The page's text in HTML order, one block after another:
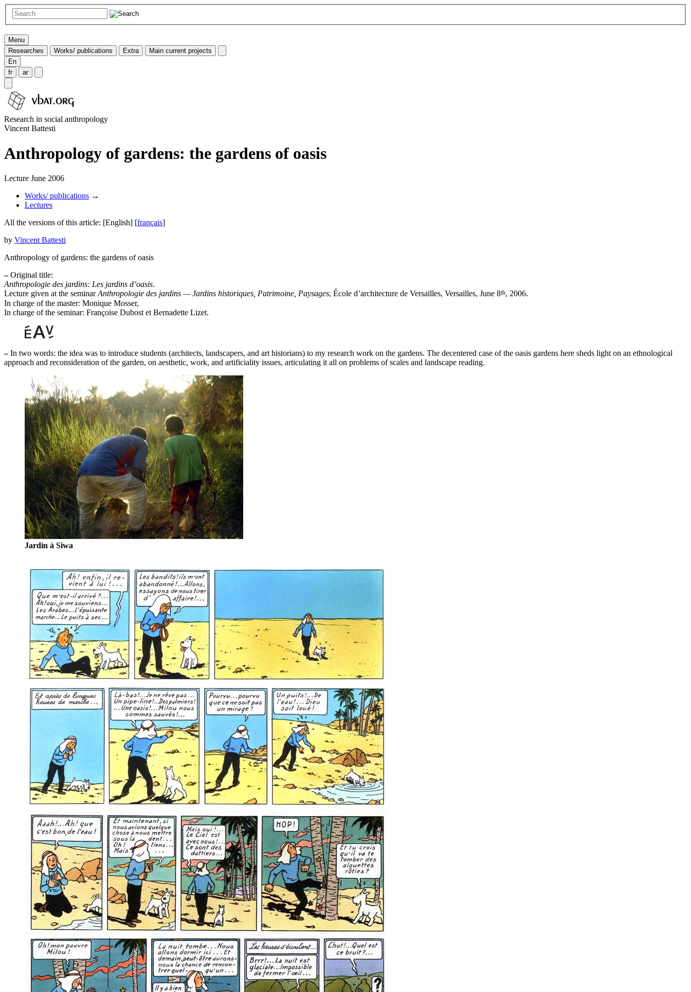
Menu
Researches
Works/ publications Extra
Main current projects
En
fr
ar
Research in social anthropology
Vincent Battesti
Anthropology of gardens: the gardens of oasis
Lecture June 2006
Works/ publications →
Lectures
All the versions of this article: [English] [français]
by Vincent Battesti
Anthropology of gardens: the gardens of oasis
–Original title:
Anthropologie des jardins: Les jardins d’oasis.
Lecture given at the seminarAnthropologie des jardins — Jardins historiques, Patrimoine, Paysages, École d’architecture de Versailles, Versailles, June 8th, 2006.
In charge of the master: Monique Mosser,
In charge of the seminar: Françoise Dubost et Bernadette Lizet.
–In two words: the idea was to introduce students (architects, landscapers, and art historians) to my research work on the gardens. The decentered case of the oasis gardens here sheds light on an ethnological
approach and reconsideration of the garden, on aesthetic, work, and artificiality issues, articulating it all on problems of scales and landscape reading.
Jardin à Siwa